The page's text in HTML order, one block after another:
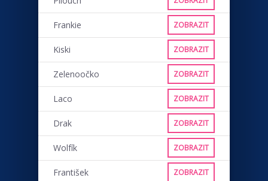
Frankie ZOBRAZIT
Kiski ZOBRAZIT
Zelenoočko ZOBRAZIT
Laco ZOBRAZIT
Drak ZOBRAZIT
Wolfík ZOBRAZIT
František ZOBRAZIT